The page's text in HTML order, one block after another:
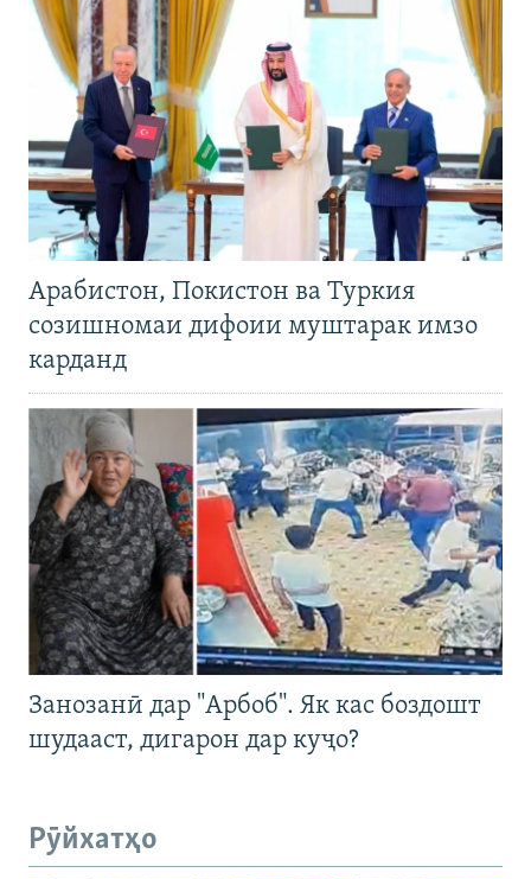
Арабистон, Покистон ва Туркия
созишномаи дифоии муштарак имзо
карданд
Занозанӣ дар "Арбоб". Як кас боздошт
шудааст, дигарон дар куҷо?
Рӯйхатҳо